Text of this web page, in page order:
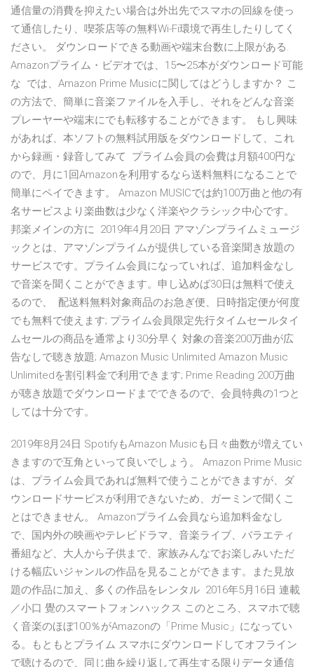
通信量の消費を抑えたい場合は外出先でスマホの回線を使っ
て通信したり、喫茶店等の無料Wi-Fi環境で再生したりしてく
ださい。 ダウンロードできる動画や端末台数に上限がある.
Amazonプライム・ビデオでは、15〜25本がダウンロード可能
な では、Amazon Prime Musicに関してはどうしますか？ こ
の方法で、簡単に音楽ファイルを入手し、それをどんな音楽
プレーヤーや端末にでも転移することができます。 もし興味
があれば、本ソフトの無料試用版をダウンロードして、これ
から録画・録音してみて プライム会員の会費は月額400円な
ので、月に1回Amazonを利用するなら送料無料になることで
簡単にペイできます。 Amazon MUSICでは約100万曲と他の有
名サービスより楽曲数は少なく洋楽やクラシック中心です。
邦楽メインの方に 2019年4月20日 アマゾンプライムミュージ
ックとは、アマゾンプライムが提供している音楽聞き放題の
サービスです。プライム会員になっていれば、追加料金なし
で音楽を聞くことができます。申し込めば30日は無料で使え
るので、 配送料無料対象商品のお急ぎ便、日時指定便が何度
でも無料で使えます; プライム会員限定先行タイムセールタイ
ムセールの商品を通常より30分早く 対象の音楽200万曲が広
告なしで聴き放題; Amazon Music Unlimited Amazon Music
Unlimitedを割引料金で利用できます; Prime Reading 200万曲
が聴き放題でダウンロードまでできるので、会員特典の1つと
しては十分です。
2019年8月24日 SpotifyもAmazon Musicも日々曲数が増えてい
きますので互角といって良いでしょう。 Amazon Prime Music
は、プライム会員であれば無料で使うことができますが、ダ
ウンロードサービスが利用できないため、ガーミンで聞くこ
とはできません。 Amazonプライム会員なら追加料金なし
で、国内外の映画やテレビドラマ、音楽ライブ、バラエティ
番組など、大人から子供まで、家族みんなでお楽しみいただ
ける幅広いジャンルの作品を見ることができます。また見放
題の作品に加え、多くの作品をレンタル 2016年5月16日 連載
／小口 覺のスマートフォンハックス このところ、スマホで聴
く音楽のほぼ100％がAmazonの「Prime Music」になってい
る。もともとプライム スマホにダウンロードしてオフライン
で聴けるので、同じ曲を繰り返して再生する限りデータ通信